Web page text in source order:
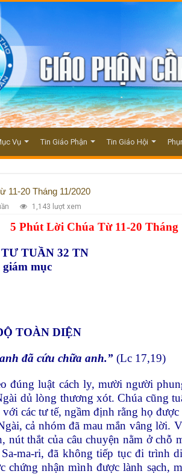
Vụ Tin Giáo Phận Tin Giáo Hội
11-20 Tháng 11/2020
1,143 lượt xem
5 Phút Lời Chúa Từ 11-20 Tháng
TUẦN 32 TN
mục
TOÀN DIỆN
đã cứu chữa anh.” (Lc 17,19)
đúng luật cách ly, mười người
dủ lòng thương xót. Chúa cũng
các tư tế, ngầm định rằng họ được
cả nhóm đã mau mắn vâng lời.
nút thắt của câu chuyện nằm ở chỗ
ma-ri, đã không tiếp tục đi trình
chứng nhận mình được lành sạch,